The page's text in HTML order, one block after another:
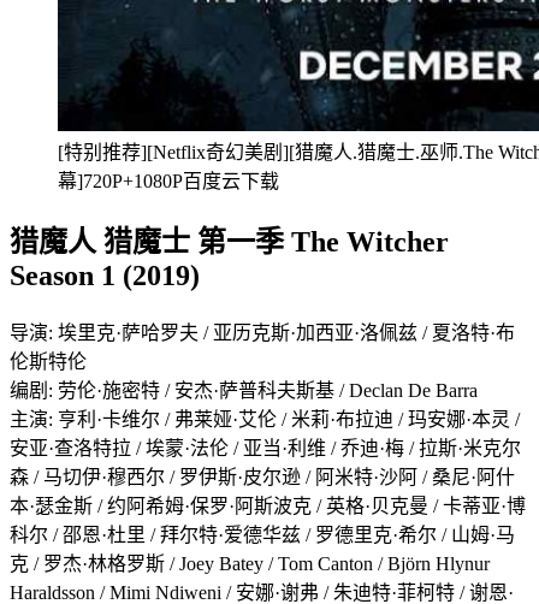
[特别推荐][Netflix奇幻美剧][猎魔人.猎魔士.巫师.The
幕]720P+1080P百度云下载
猎魔人 猎魔士 第一季 The Witcher
Season 1 (2019)
导演: 埃里克·萨哈罗夫 / 亚历克斯·加西亚·洛佩兹 / 夏洛特·布
伦斯特伦
编剧: 劳伦·施密特 / 安杰·萨普科夫斯基 / Declan De Barra
主演: 亨利·卡维尔 / 弗莱娅·艾伦 / 米莉·布拉迪 / 玛安娜·本灵 /
安亚·查洛特拉 / 埃蒙·法伦 / 亚当·利维 / 乔迪·梅 / 拉斯·米克尔
森 / 马切伊·穆西尔 / 罗伊斯·皮尔逊 / 阿米特·沙阿 / 桑尼·阿什
本·瑟金斯 / 约阿希姆·保罗·阿斯波克 / 英格·贝克曼 / 卡蒂亚·博
科尔 / 邵恩·杜里 / 拜尔特·爱德华兹 / 罗德里克·希尔 / 山姆·马
克 / 罗杰·林格罗斯 / Joey Batey / Tom Canton / Björn Hlynur
Haraldsson / Mimi Ndiweni / 安娜·谢弗 / 朱迪特·菲柯特 / 谢恩·